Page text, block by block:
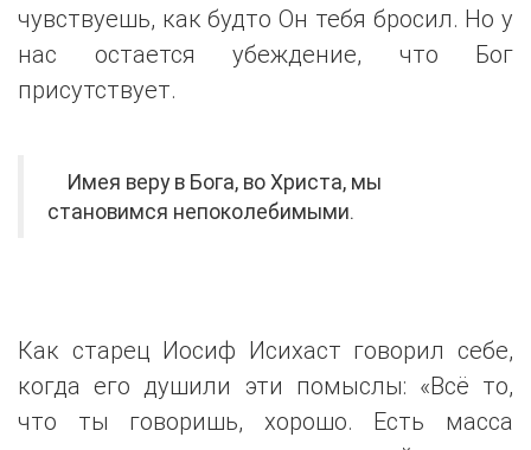
чувствуешь, как будто Он тебя бросил. Но у
нас остается убеждение, что Бог
присутствует.
Имея веру в Бога, во Христа, мы
становимся непоколебимыми.
Как старец Иосиф Исихаст говорил себе,
когда его душили эти помыслы: «Всё то,
что ты говоришь, хорошо. Есть масса